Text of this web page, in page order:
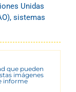
Unidas
, sistemas
que pueden
imágenes
informe